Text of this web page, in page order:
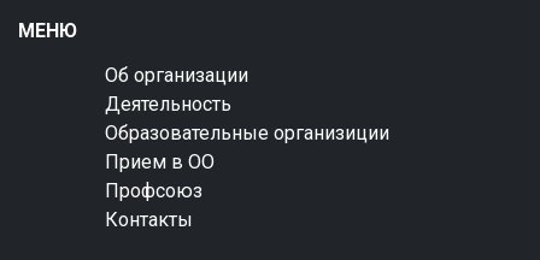
МЕНЮ
Об организации
Деятельность
Образовательные организиции
Прием в ОО
Профсоюз
Контакты